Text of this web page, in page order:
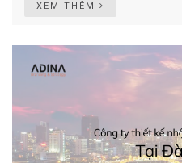
XEM THÊM